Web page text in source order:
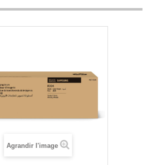
Agrandir l'image